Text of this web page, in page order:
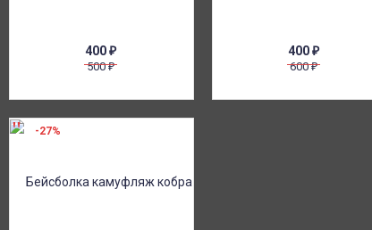
400₽
500₽
400₽
600₽
-27%